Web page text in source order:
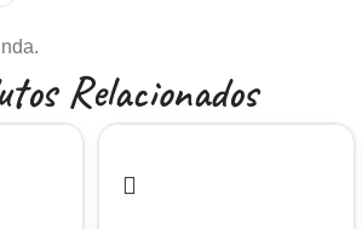
Relacionados